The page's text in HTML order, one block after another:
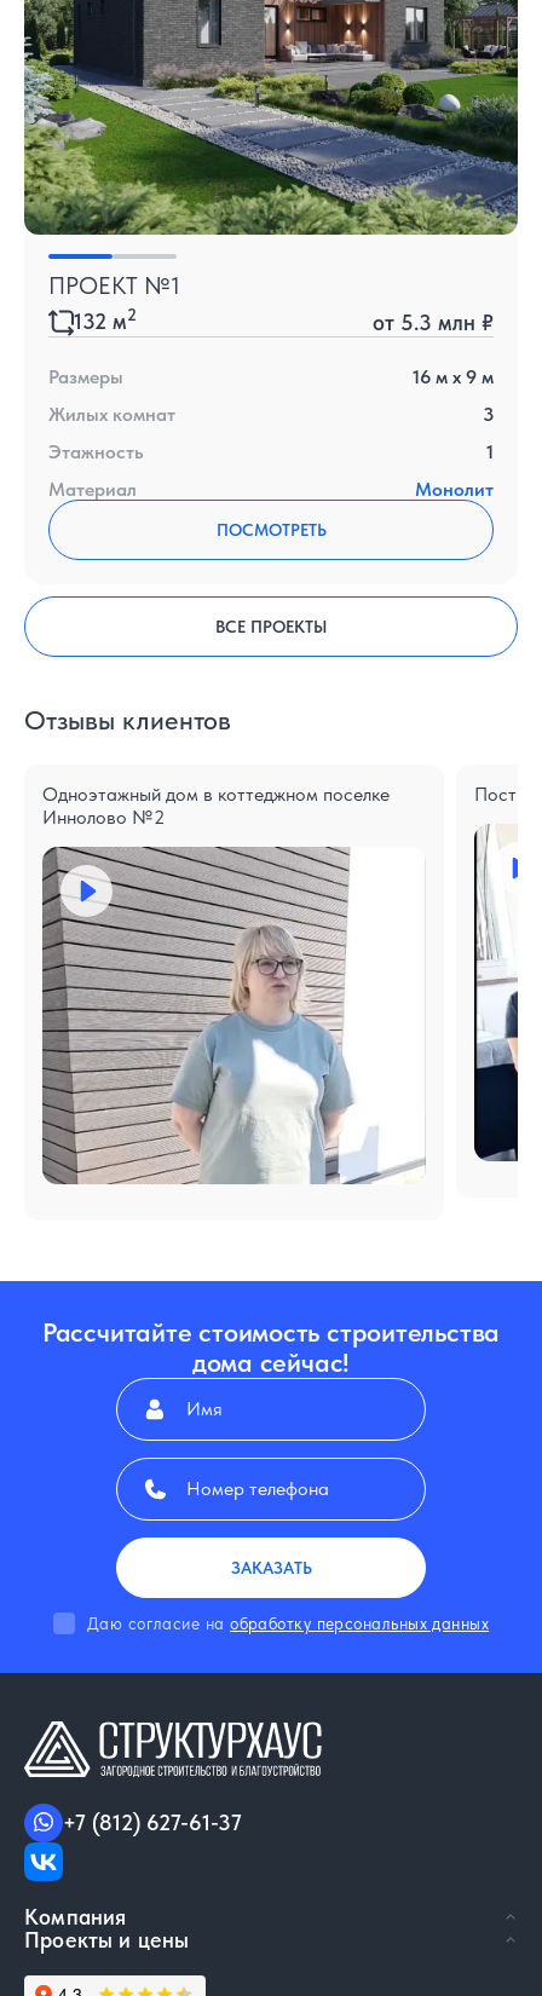
ПРОЕКТ №1
132 м2 от 5.3 млн ₽
Размеры 16 м x 9 м
Жилых комнат
3
Этажность
1
Материал
Монолит
ПОСМОТРЕТЬ
ВСЕ ПРОЕКТЫ
Отзывы клиентов
Одноэтажный дом в коттеджном поселке
Иннолово №2
Рассчитайте стоимость строительства
дома сейчас!
ЗАКАЗАТЬ
Даю согласие наобработку персональных данных
Компания
Проекты и цены
+7 (812) 627-61-37